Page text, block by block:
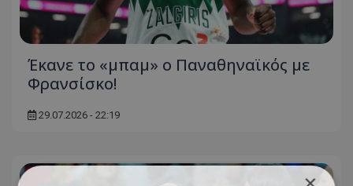
Έκανε το «μπαμ» ο Παναθηναϊκός με
Φρανσίσκο!
29.07.2026 - 22:19